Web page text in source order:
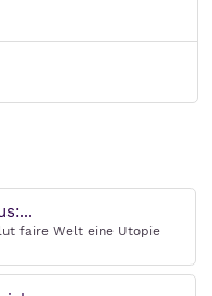
faire Welt eine Utopie